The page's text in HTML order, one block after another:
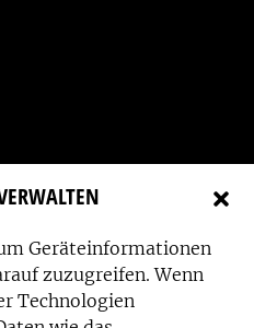
Geräteinformationen
zuzugreifen. Wenn
Technologien